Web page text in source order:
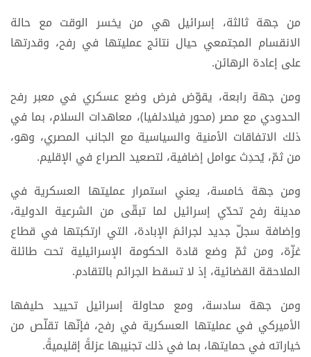
من جهة ثالثة، إسرائيل هي من يخسر الوقت مع حالة
الانقسام المجتمعي حيال نتائج عمليتها في رفح، وقدرتها
على إعادة الرهائن.
ومن جهة رابعة، يقوّض فرض وضع عسكري في معبر رفح
الحدودي مع مصر (محور فيلادلفيا)، معاهدات السلام، بما في
ذلك الاتفاقات الأمنية والسياسية مع الجانب المصري، وهو،
من ثمّ، يُحدِث عوامل إضافية، لتصعيد الصراع في الإقليم.
ومن جهة خامسة، يعني استمرار عمليتها العسكرية في
مدينة رفح تحدّي إسرائيل لما تبقّى من الشرعية الدولية،
وإضافة سجلّ جديد لجرائمَ الإبادة، التي ارتكبتها في قطاع
غزّة، ومن ثمّ وضع قادة الحكومة الإسرائيلية تحت طائلة
الملاحقة القضائية، إذ لا تسقط الجرائم بالتقادم.
ومن جهة سادسة، ومع محاولة إسرائيل تحييد حليفها
الأميركي في عمليتها العسكرية في رفح، فإنّها تقلّص من
خياراته في حمايتها، بما في ذلك تجنيبها عزلةً إقليميةً.